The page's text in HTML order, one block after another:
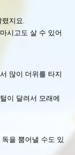
지요.
시고도 살 수 있어
많이 더위를 타지
이 달려서 모래에
을 뿜어낼 수도 있